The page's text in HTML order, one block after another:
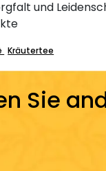
und
Kräutertee
Sie